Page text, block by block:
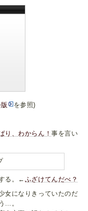
を参照)
り、わからん！事を言い
る。← ふざけてんだべ？
女になりきっていたのだ
…。